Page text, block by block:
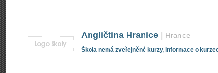
Angličtina Hranice Hranice
Škola nemá zveřejněné kurzy, informace o